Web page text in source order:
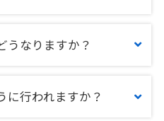
うなりますか？
に行われますか？